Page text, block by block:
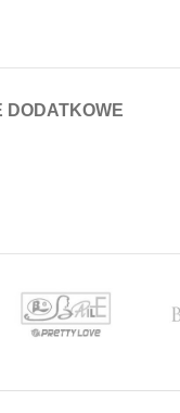
DODATKOWE